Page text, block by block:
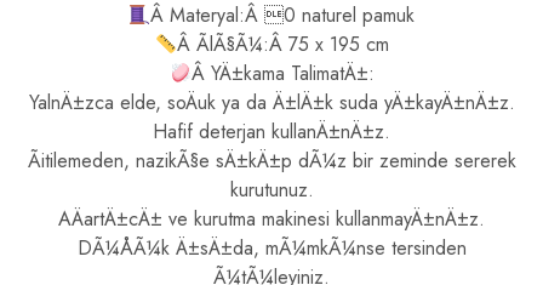
Â Materyal:Â 0 naturel pamuk
Â ÃlÃ§Ã¼:Â 75 x 195 cm
Â YÄ±kama TalimatÄ±:
YalnÄ±zca elde, soÄuk ya da Ä±lÄ±k suda yÄ±kayÄ±nÄ±z.
Hafif deterjan kullanÄ±nÄ±z.
Ãitilemeden, nazikÃ§e sÄ±kÄ±p dÃ¼z bir zeminde sererek
kurutunuz.
AÄartÄ±cÄ± ve kurutma makinesi kullanmayÄ±nÄ±z.
DÃ¼ÅÃ¼k Ä±sÄ±da, mÃ¼mkÃ¼nse tersinden
Ã¼tÃ¼leyiniz.